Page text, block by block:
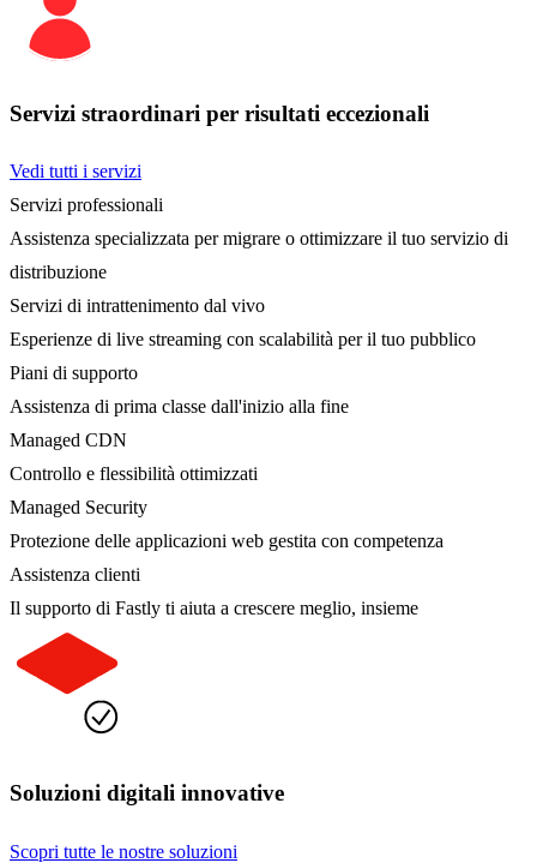
Servizi straordinari per risultati eccezionali
Vedi tutti i servizi
Servizi professionali
Assistenza specializzata per migrare o ottimizzare il tuo servizio di
distribuzione
Servizi di intrattenimento dal vivo
Esperienze di live streaming con scalabilità per il tuo pubblico
Piani di supporto
Assistenza di prima classe dall'inizio alla fine
Managed CDN
Controllo e flessibilità ottimizzati
Managed Security
Protezione delle applicazioni web gestita con competenza
Assistenza clienti
Il supporto di Fastly ti aiuta a crescere meglio, insieme
Soluzioni digitali innovative
Scopri tutte le nostre soluzioni